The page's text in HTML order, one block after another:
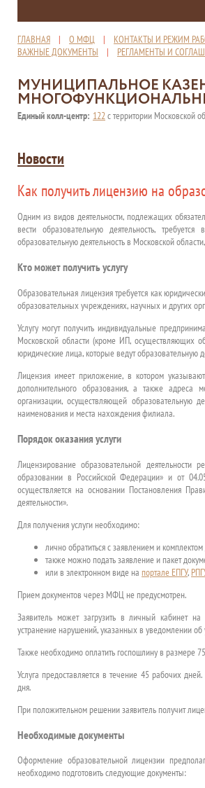
ГЛАВНАЯ | О МФЦ | КОНТАКТЫ И РЕЖИМ
ВАЖНЫЕ ДОКУМЕНТЫ | РЕГЛАМЕНТЫ И
МУНИЦИПАЛЬНОЕ
Единый колл-центр: 122с территории Московской
Новости
Как получить лицензию на
Одним из видов деятельности, подлежащих
вести образовательную деятельность,
образовательную деятельность в Московской
Кто может получить услугу
Образовательная лицензия требуется как
образовательных учреждениях, научных и других
Услугу могут получить индивидуальные
Московской области (кроме ИП, осуществляющих
юридические лица, которые ведут образовательную
Лицензия имеет приложение, в котором
дополнительного образования, а также адреса
организации, осуществляющей образовательную
наименования и места нахождения филиала.
Порядок оказания услуги
Лицензирование образовательной
образовании в Российской Федерации» и от
осуществляется на основании Постановления
деятельности».
Для получения услуги необходимо:
лично обратиться с заявлением и
также можно подать заявление и пакет
или в электронном виде на портале ЕПГУ,
Прием документов через МФЦ не предусмотрен.
Заявитель может загрузить в личный кабинет
устранение нарушений, указанных в уведомлении
Также необходимо оплатить госпошлину в размере
Услуга предоставляется в течение 45 рабочих
дня.
При положительном решении заявитель получит
Необходимые документы
Оформление образовательной лицензии
необходимо подготовить следующие документы: